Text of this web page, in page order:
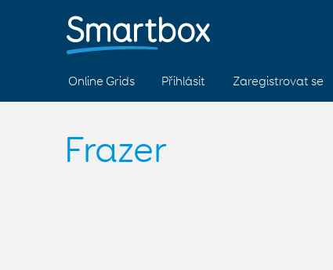
Online Grids Přihlásit Zaregistrovat se
Frazer